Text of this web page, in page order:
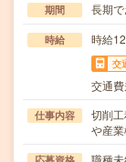
期間 長期
時給 時給
交
交通
仕事内容
切削
や産
職種